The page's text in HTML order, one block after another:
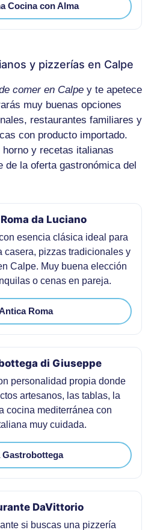
Cocina con Alma
y pizzerías en Calpe
comer en Calpe y te apetece
muy buenas opciones
restaurantes familiares y
con producto importado.
y recetas italianas
de la oferta gastronómica del
da Luciano
esencia clásica ideal para
casera, pizzas tradicionales y
Calpe. Muy buena elección
o cenas en pareja.
Roma
di Giuseppe
personalidad propia donde
artesanos, las tablas, la
cocina mediterránea con
muy cuidada.
DaVittorio
si buscas una pizzería